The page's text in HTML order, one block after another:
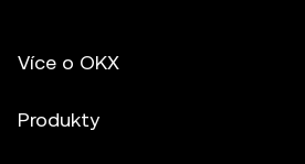
Více o OKX
Produkty